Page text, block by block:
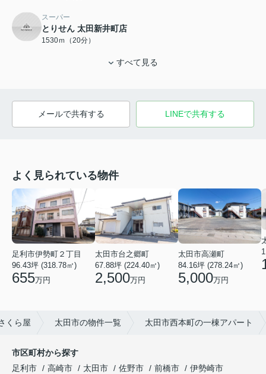
スーパー
とりせん 太田新井町店
1530ｍ（20分）
すべて見る
メールで共有する LINEで共有する
よく見られている物件
足利市伊勢町２丁目
96.43坪 (318.78㎡)
655万円
太田市台之郷町
67.88坪 (224.40㎡)
2,500万円
太田市高瀬町
84.16坪 (278.24㎡)
5,000万円
くら屋 太田市の物件一覧 太田市西本町の一棟アパート
市区町村から探す
足利市
高崎市 太田市 佐野市 前橋市
伊勢崎市